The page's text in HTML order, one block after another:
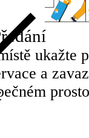
ukažte
a